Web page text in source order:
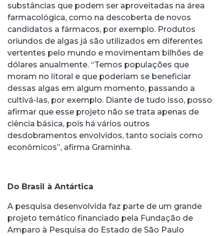
substâncias que podem ser aproveitadas na área
farmacológica, como na descoberta de novos
candidatos a fármacos, por exemplo. Produtos
oriundos de algas já são utilizados em diferentes
vertentes pelo mundo e movimentam bilhões de
dólares anualmente. “Temos populações que
moram no litoral e que poderiam se beneficiar
dessas algas em algum momento, passando a
cultivá-las, por exemplo. Diante de tudo isso, posso
afirmar que esse projeto não se trata apenas de
ciência básica, pois há vários outros
desdobramentos envolvidos, tanto sociais como
econômicos”, afirma Graminha.
Do Brasil à Antártica
A pesquisa desenvolvida faz parte de um grande
projeto temático financiado pela Fundação de
Amparo à Pesquisa do Estado de São Paulo